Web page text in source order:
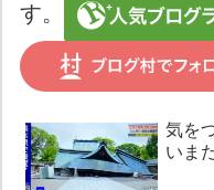
す。
気を
いま